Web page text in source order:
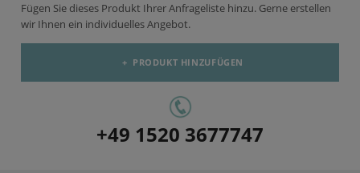
Fügen Sie dieses Produkt Ihrer Anfrageliste hinzu. Gerne erstellen
wir Ihnen ein individuelles Angebot.
+ PRODUKT HINZUFÜGEN
+49 1520 3677747